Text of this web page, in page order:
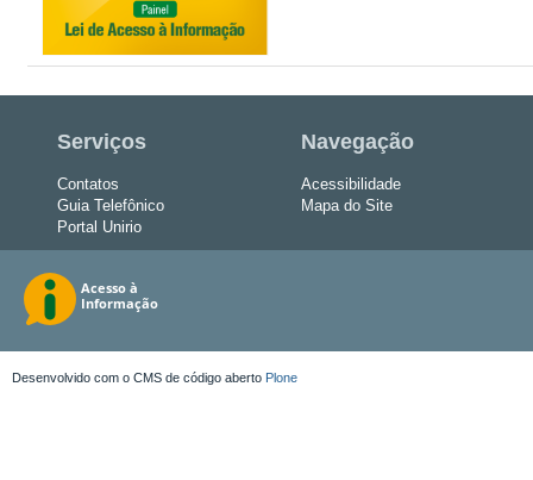
Serviços
Contatos
Guia Telefônico
Portal Unirio
Navegação
Acessibilidade
Mapa do Site
Desenvolvido com o CMS de código aberto Plone